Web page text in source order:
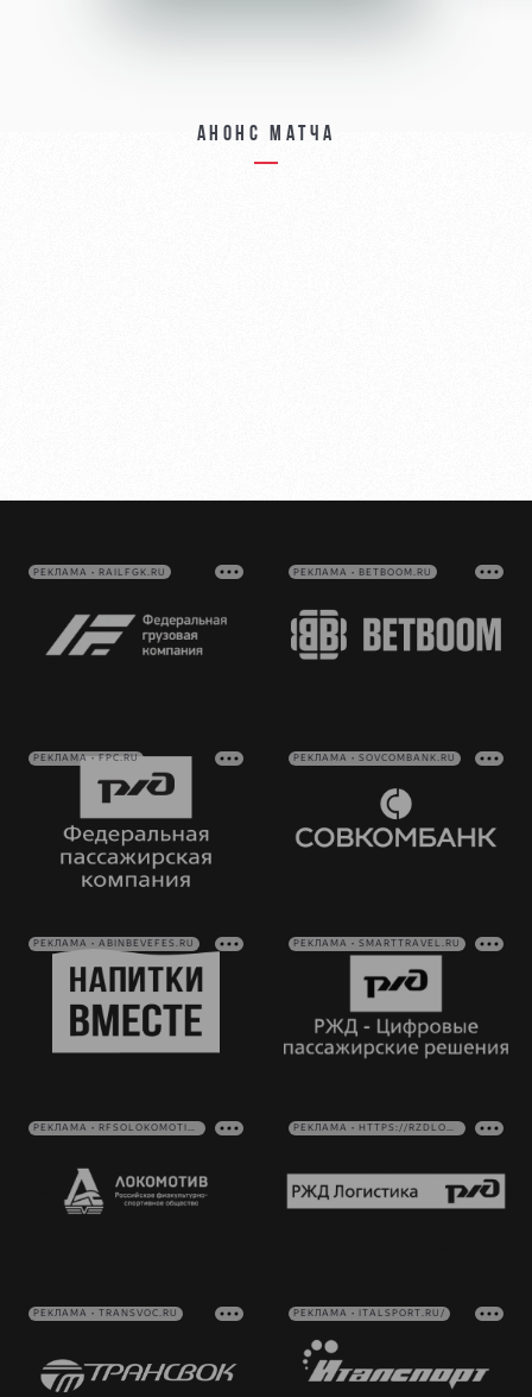
Анонс матча
РЕКЛАМА • RAILFGK.RU РЕКЛАМА • BETBOOM.RU
РЕКЛАМА • FPC.RU РЕКЛАМА • SOVCOMBANK.RU
РЕКЛАМА • ABINBEVEFES.RU РЕКЛАМА • SMARTTRAVEL.RU
РЕКЛАМА • RFSOLOKOMOTIV.RU РЕКЛАМА • HTTPS://RZDLOG.RU/
РЕКЛАМА • TRANSVOC.RU РЕКЛАМА • ITALSPORT.RU/